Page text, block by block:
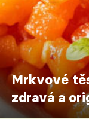
Mrkvové
zdravá a